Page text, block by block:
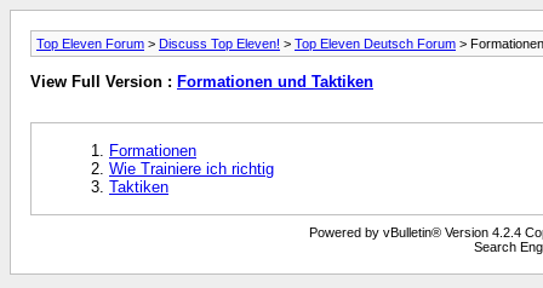
Top Eleven Forum > Discuss Top Eleven! > Top Eleven Deutsch Forum >
View Full Version : Formationen und Taktiken
Formationen
Wie Trainiere ich richtig
Taktiken
Powered by vBulletin® Version 4.2.4
Search